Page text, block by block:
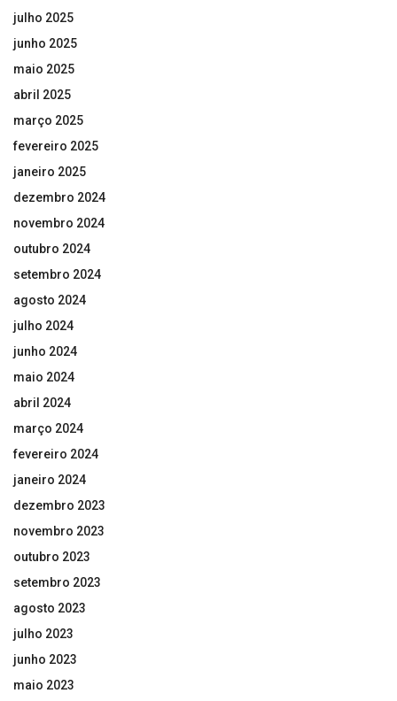
julho 2025
junho 2025
maio 2025
abril 2025
março 2025
fevereiro 2025
janeiro 2025
dezembro 2024
novembro 2024
outubro 2024
setembro 2024
agosto 2024
julho 2024
junho 2024
maio 2024
abril 2024
março 2024
fevereiro 2024
janeiro 2024
dezembro 2023
novembro 2023
outubro 2023
setembro 2023
agosto 2023
julho 2023
junho 2023
maio 2023